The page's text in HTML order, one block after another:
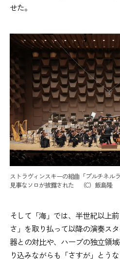
せた。
ストラヴィンスキーの組曲「プルチネル
見事なソロが披露された （C）飯島隆
そして「海」では、半世紀以上
さ」を取り払って以降の演奏ス
器との対比や、ハープの独立領
り込みながらも「さすが」とう